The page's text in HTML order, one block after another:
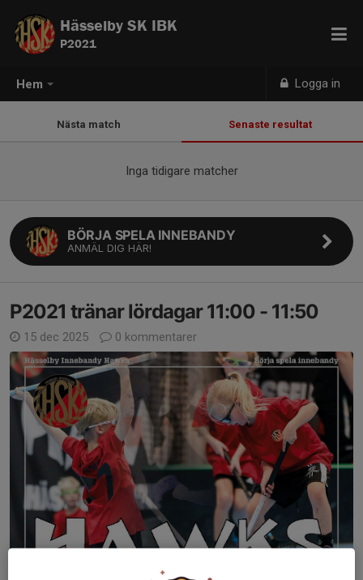
Hem Logga in
Hässelby SK IBK
P2021
Nästa match Senaste resultat
Inga tidigare matcher
BÖRJA SPELA INNEBANDY
ANMÄL DIG HÄR!
P2021 tränar lördagar 11:00 - 11:50
15 dec 2025 0 kommentarer